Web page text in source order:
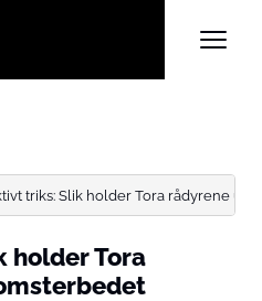
triks: Slik holder Tora rådyrene
holder Tora